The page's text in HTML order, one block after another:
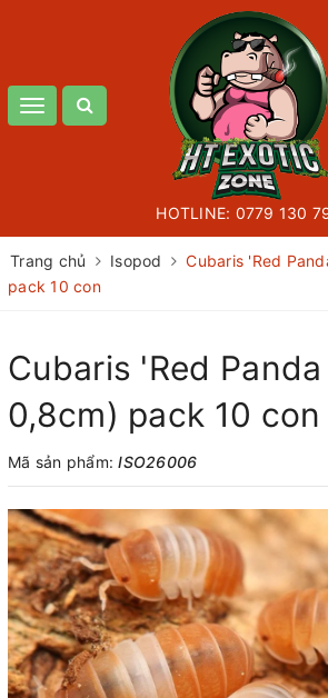
Toggle
HOTLINE: 0779 130
Trang chủ Isopod
Cubaris 'Red
pack 10 con
Cubaris 'Red
0,8cm) pack 10 con
Mã sản phẩm:ISO26006